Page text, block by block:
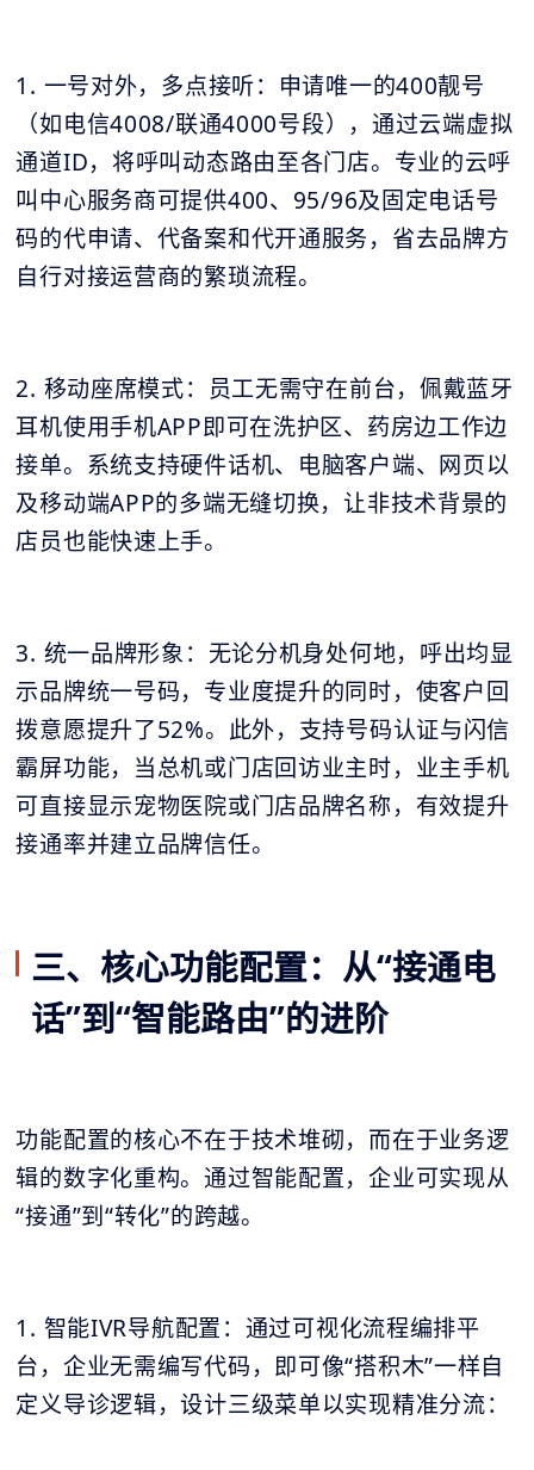
1. 一号对外，多点接听：申请唯一的400靓号
（如电信4008/联通4000号段），通过云端虚拟
通道ID，将呼叫动态路由至各门店。专业的云呼
叫中心服务商可提供400、95/96及固定电话号
码的代申请、代备案和代开通服务，省去品牌方
自行对接运营商的繁琐流程。
2. 移动座席模式：员工无需守在前台，佩戴蓝牙
耳机使用手机APP即可在洗护区、药房边工作边
接单。系统支持硬件话机、电脑客户端、网页以
及移动端APP的多端无缝切换，让非技术背景的
店员也能快速上手。
3. 统一品牌形象：无论分机身处何地，呼出均显
示品牌统一号码，专业度提升的同时，使客户回
拨意愿提升了52%。此外，支持号码认证与闪信
霸屏功能，当总机或门店回访业主时，业主手机
可直接显示宠物医院或门店品牌名称，有效提升
接通率并建立品牌信任。
三、核心功能配置：从“接通电
话”到“智能路由”的进阶
功能配置的核心不在于技术堆砌，而在于业务逻
辑的数字化重构。通过智能配置，企业可实现从
“接通”到“转化”的跨越。
1. 智能IVR导航配置：通过可视化流程编排平
台，企业无需编写代码，即可像“搭积木”一样自
定义导诊逻辑，设计三级菜单以实现精准分流：